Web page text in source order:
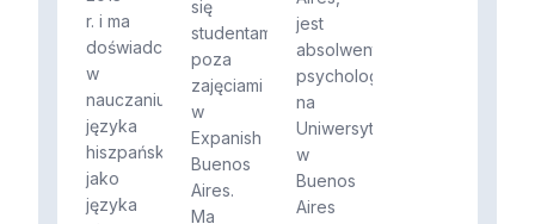
r. i ma
doświadczenie
w
nauczaniu
języka
hiszpańskiego
jako
języka
się
studentami
poza
zajęciami
w
Expanish
Buenos
Aires.
Ma
jest
absolwentką
psychologii
na
Uniwersytecie
w
Buenos
Aires